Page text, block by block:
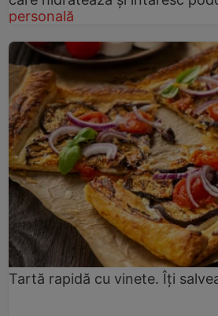
personală
Tartă rapidă cu vinete. Îți